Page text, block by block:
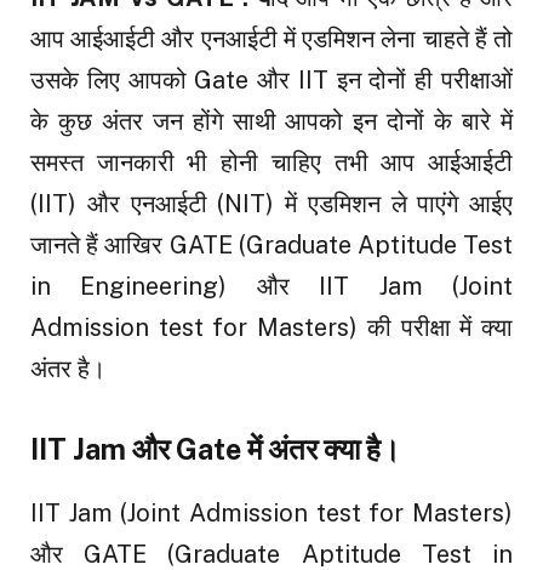
आप आईआईटी और एनआईटी में एडमिशन लेना चाहते हैं तो
उसके लिए आपको Gate और IIT इन दोनों ही परीक्षाओं
के कुछ अंतर जन होंगे साथी आपको इन दोनों के बारे में
समस्त जानकारी भी होनी चाहिए तभी आप आईआईटी
(IIT) और एनआईटी (NIT) में एडमिशन ले पाएंगे आईए
जानते हैं आखिर GATE (Graduate Aptitude Test
in Engineering) और IIT Jam (Joint
Admission test for Masters) की परीक्षा में क्या
अंतर है।
IIT Jam और Gate में अंतर क्या है।
IIT Jam (Joint Admission test for Masters)
और GATE (Graduate Aptitude Test in